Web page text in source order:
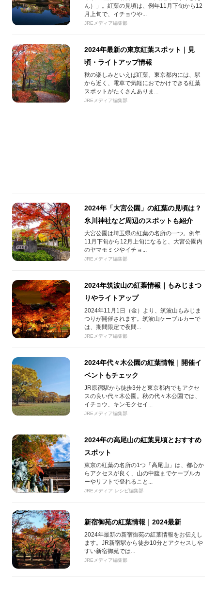
ん）」。紅葉の見頃は、例年11月下旬から12
月上旬で、イチョウや...
JREメディア編集部
2024年最新の東京紅葉スポット｜見
頃・ライトアップ情報
秋の楽しみといえば紅葉。東京都内には、駅
から近く、電車で気軽におでかけできる紅葉
スポットがたくさんありま...
JREメディア編集部
2024年「大宮公園」の紅葉の見頃は？
氷川神社など周辺のスポットも紹介
大宮公園は埼玉県の紅葉の名所の一つ。例年
11月下旬から12月上旬になると、大宮公園内
のヤマモミジやイチョ...
JREメディア編集部
2024年筑波山の紅葉情報｜もみじまつ
りやライトアップ
2024年11月1日（金）より、筑波山もみじま
つりが開催されます。筑波山ケーブルカーで
は、期間限定で夜間...
JREメディア編集部
2024年代々木公園の紅葉情報｜開催イ
ベントもチェック
JR原宿駅から徒歩3分と東京都内でもアクセ
スの良い代々木公園。秋の代々木公園では、
イチョウ、キンモクセイ...
JREメディア編集部
2024年の高尾山の紅葉見頃とおすすめ
スポット
東京の紅葉の名所の1つ「高尾山」は、都心か
らアクセスが良く、山の中腹までケーブルカ
ーやリフトで登れること...
JREメディア レシピ編集部
新宿御苑の紅葉情報｜2024最新
2024年最新の新宿御苑の紅葉情報をお伝えし
ます。JR新宿駅から徒歩10分とアクセスしや
すい新宿御苑では...
JREメディア編集部